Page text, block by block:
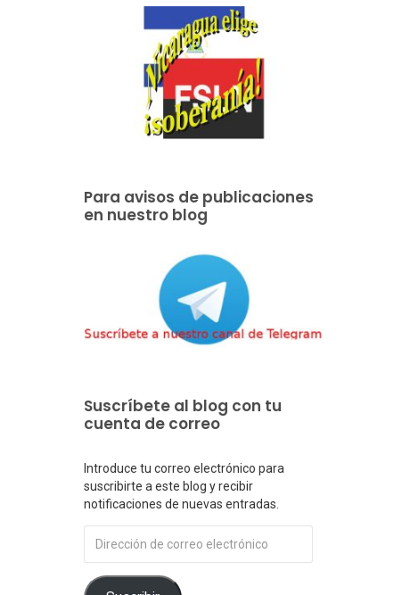
Para avisos de publicaciones
en nuestro blog
Suscríbete al blog con tu
cuenta de correo
Introduce tu correo electrónico para
suscribirte a este blog y recibir
notificaciones de nuevas entradas.
de
correo
electrónico